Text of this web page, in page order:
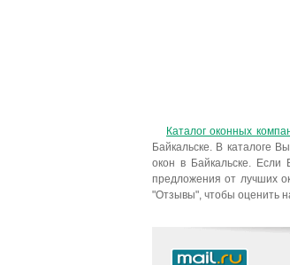
Каталог оконных
Байкальске. В каталоге
окон в Байкальске. Если
предложения от лучших
"Отзывы", чтобы оценить